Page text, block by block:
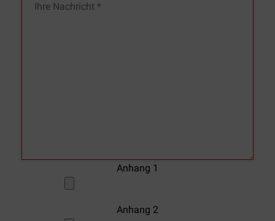
Anhang 1
Anhang 2